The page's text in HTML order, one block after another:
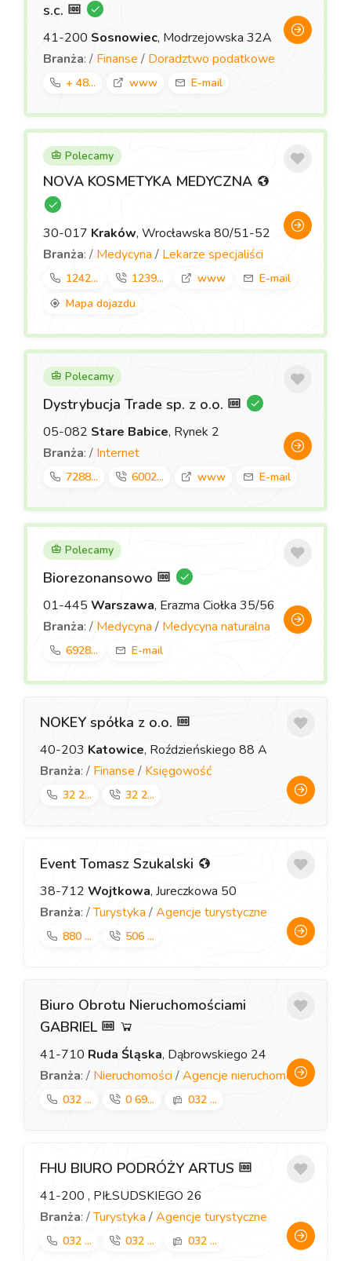
s.c.
41-200 Sosnowiec, Modrzejowska 32A
Branża: / Finanse / Doradztwo podatkowe
+ 48... www E-mail
Polecamy
NOVA KOSMETYKA MEDYCZNA
30-017 Kraków, Wrocławska 80/51-52
Branża: / Medycyna / Lekarze specjaliści
1242... 1239... www
E-mail
Mapa dojazdu
Polecamy
Dystrybucja Trade sp. z o.o.
05-082 Stare Babice, Rynek 2
Branża: / Internet
7288... 6002... www E-mail
Polecamy
Biorezonansowo
01-445 Warszawa, Erazma Ciołka 35/56
Branża: / Medycyna / Medycyna naturalna
6928... E-mail
NOKEY spółka z o.o.
40-203 Katowice, Roździeńskiego 88 A
Branża: / Finanse / Księgowość
32 2... 32 2...
Event Tomasz Szukalski
38-712 Wojtkowa, Jureczkowa 50
Branża: /Turystyka /Agencje turystyczne
880 ... 506 ...
Biuro Obrotu Nieruchomościami
GABRIEL
41-710 Ruda Śląska, Dąbrowskiego 24
Branża: / Nieruchomości /Agencje nieruchomości
032 ... 0 69... 032 ...
FHU BIURO PODRÓŻY ARTUS
41-200 , PIŁSUDSKIEGO 26
Branża: /Turystyka /Agencje turystyczne
032 ... 032 ... 032 ...